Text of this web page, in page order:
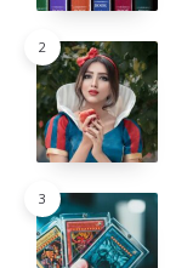
2
3